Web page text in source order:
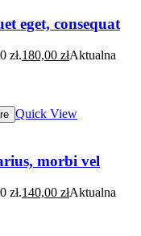
eget, consequat
zł.180,00 złAktualna
Quick View
morbi vel
zł.140,00 złAktualna